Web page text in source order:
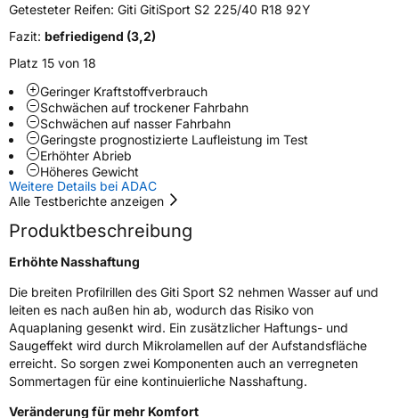
VerstärktXL
EU Label
EffizienzC
Nasshaftung A
Rollgeräusch (Klasse)A
3PMSF / Schneeflockensymbol / Alpine-Symbol
Eisgrip Nein
EPREL ID2407349
Getesteter Reifen: Giti GitiSport S2 225/40 R18 92Y
Fazit: befriedigend (3,2)
Platz 15 von 18
Geringer Kraftstoffverbrauch
Schwächen auf trockener Fahrbahn
Schwächen auf nasser Fahrbahn
Geringste prognostizierte Laufleistung im Test
Erhöhter Abrieb
Höheres Gewicht
Weitere Details bei ADAC
Alle Testberichte anzeigen
Produktbeschreibung
Erhöhte Nasshaftung
Die breiten Profilrillen des Giti Sport S2 nehmen Wasser auf und
leiten es nach außen hin ab, wodurch das Risiko von
Aquaplaning gesenkt wird. Ein zusätzlicher Haftungs- und
Saugeffekt wird durch Mikrolamellen auf der Aufstandsfläche
erreicht. So sorgen zwei Komponenten auch an verregneten
Sommertagen für eine kontinuierliche Nasshaftung.
Veränderung für mehr Komfort